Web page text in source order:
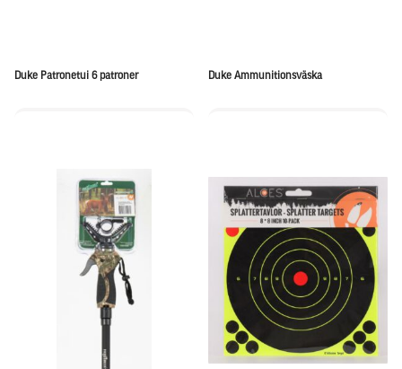
Duke Patronetui 6 patroner Duke Ammunitionsväska